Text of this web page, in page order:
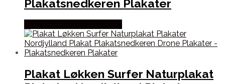
Plakatsnedkeren Plakater
Plakat Løkken Surfer Naturplakat